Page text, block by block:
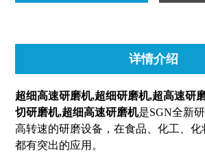
详情介绍
超细高速研磨机,超细研磨机,超高速研
切研磨机,超细高速研磨机是SGN全新
高转速的研磨设备，在食品、化工、
都有突出的应用。